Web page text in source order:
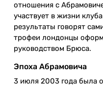
отношения с
участвует в жизни
результаты говорят
трофеи лондонцы
руководством Брюса.
Эпоха Абрамовича
3 июля 2003 года была